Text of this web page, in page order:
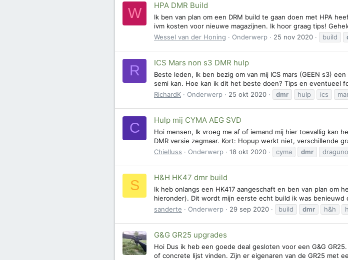
W HPA DMR Build
Ik ben van plan om een DRM build te gaan doen met HPA
ivm kosten voor nieuwe magazijnen. Ik hoor graag tips!
Wessel van der Honing
Onderwerp 25 nov 2020 build
R ICS Mars non s3 DMR hulp
Beste leden, Ik ben bezig om van mij ICS mars (GEEN s3)
semi kan. Hoe kan ik dit het beste doen? Tips en eventueel
RichardK
Onderwerp 25 okt 2020 dmr hulp ics
C Hulp mij CYMA AEG SVD
Hoi mensen, Ik vroeg me af of iemand mij hier toevallig kan
DMR versie zegmaar. Kort: Hopup werkt niet, verschillende
Chielluss
Onderwerp 18 okt 2020 cyma dmr
S H&H HK47 dmr build
Ik heb onlangs een HK417 aangeschaft en ben van plan om
hieronder). Dit wordt mijn eerste echt build ik was benieuwd
sanderte
Onderwerp 29 sep 2020 build dmr h&h
G&G GR25 upgrades
Hoi Dus ik heb een goede deal gesloten voor een G&G
of concrete lijst vinden. Zijn er eigenaren van de GR25 met